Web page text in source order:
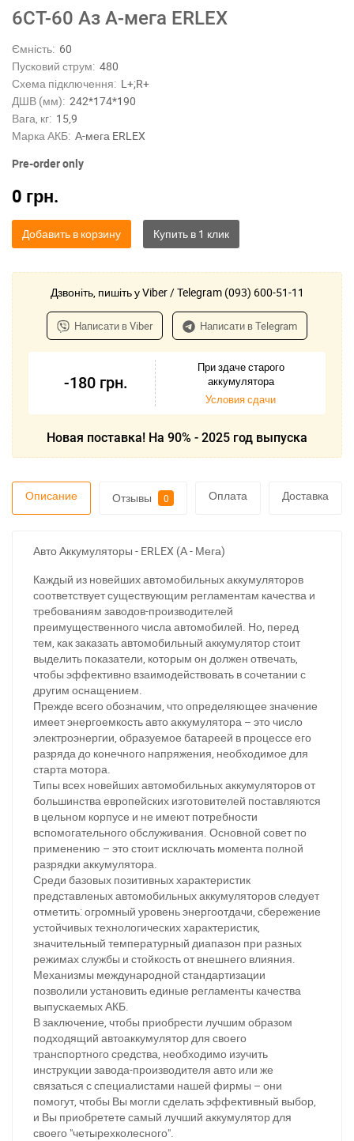
6СТ-60 Аз А-мега ERLEX
Ємність: 60
Пусковий струм: 480
Схема підключення: L+;R+
ДШВ (мм): 242*174*190
Вага, кг: 15,9
Марка АКБ: А-мега ERLEX
Pre-order only
0 грн.
Добавить в корзину
Дзвоніть, пишіть у Viber / Telegram (093) 600-51-11
Написати в Viber Написати в Telegram
-180 грн.
При здаче старого
аккумулятора
Условия сдачи
Новая поставка! На 90% - 2025 год выпуска
Описание Отзывы 0 Оплата Доставка
Авто Аккумуляторы - ERLEX (А - Мега)
Каждый из новейших автомобильных аккумуляторов
соответствует существующим регламентам качества и
требованиям заводов-производителей
преимущественного числа автомобилей. Но, перед
тем, как заказать автомобильный аккумулятор стоит
выделить показатели, которым он должен отвечать,
чтобы эффективно взаимодействовать в сочетании с
другим оснащением.
Прежде всего обозначим, что определяющее значение
имеет энергоемкость авто аккумулятора – это число
электроэнергии, образуемое батареей в процессе его
разряда до конечного напряжения, необходимое для
старта мотора.
Типы всех новейших автомобильных аккумуляторов от
большинства европейских изготовителей поставляются
в цельном корпусе и не имеют потребности
вспомогательного обслуживания. Основной совет по
применению – это стоит исключать момента полной
разрядки аккумулятора.
Среди базовых позитивных характеристик
представленых автомобильных аккумуляторов следует
отметить: огромный уровень энергоотдачи, сбережение
устойчивых технологических характеристик,
значительный температурный диапазон при разных
режимах службы и стойкость от внешнего влияния.
Механизмы международной стандартизации
позволили установить единые регламенты качества
выпускаемых АКБ.
В заключение, чтобы приобрести лучшим образом
подходящий автоаккумулятор для своего
транспортного средства, необходимо изучить
инструкции завода-производителя авто или же
связаться с специалистами нашей фирмы – они
помогут, чтобы Вы могли сделать эффективный выбор,
и Вы приобретете самый лучший аккумулятор для
своего "четырехколесного".
За відсутності звязку - дзвоніть, пишіть у Viber / Telegram
(093) 600-51-11
Написати в Viber Написати в Telegram